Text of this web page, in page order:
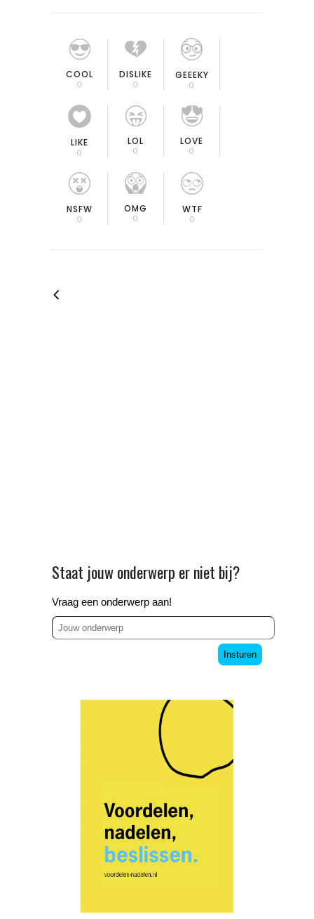
COOL
0
DISLIKE
0
GEEEKY
0
LIKE
0
LOL
0
LOVE
0
NSFW
0
OMG
0
WTF
0
Staat jouw onderwerp er niet bij?
Vraag een onderwerp aan!
Insturen